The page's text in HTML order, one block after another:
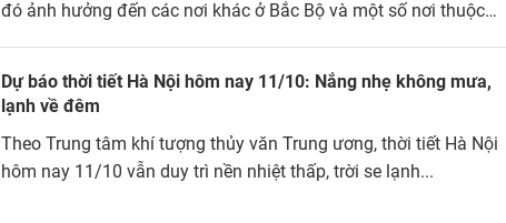
đó ảnh hưởng đến các nơi khác ở Bắc Bộ và một số nơi thuộc
Dự báo thời tiết Hà Nội hôm nay 11/10: Nắng nhẹ không mưa,
lạnh về đêm
Theo Trung tâm khí tượng thủy văn Trung ương, thời tiết Hà Nội
hôm nay 11/10 vẫn duy trì nền nhiệt thấp, trời se lạnh...